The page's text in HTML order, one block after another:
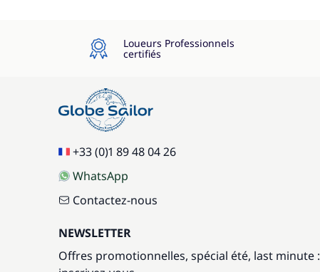
Loueurs Professionnels
certifiés
+33 (0)1 89 48 04 26
WhatsApp
Contactez-nous
NEWSLETTER
Offres promotionnelles, spécial été, last minute :